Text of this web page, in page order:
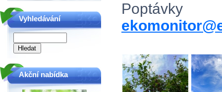
Vyhledávání
Akční nabídka